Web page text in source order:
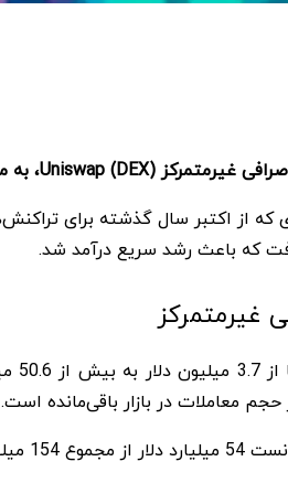
غیرمتمرکز
حجم معاملات در بازار باقی‌مانده است.